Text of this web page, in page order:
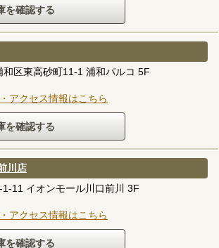
区東高砂町11-1 浦和パルコ 5F
アクセス情報はこちら
川店
11 イオンモール川口前川 3F
アクセス情報はこちら